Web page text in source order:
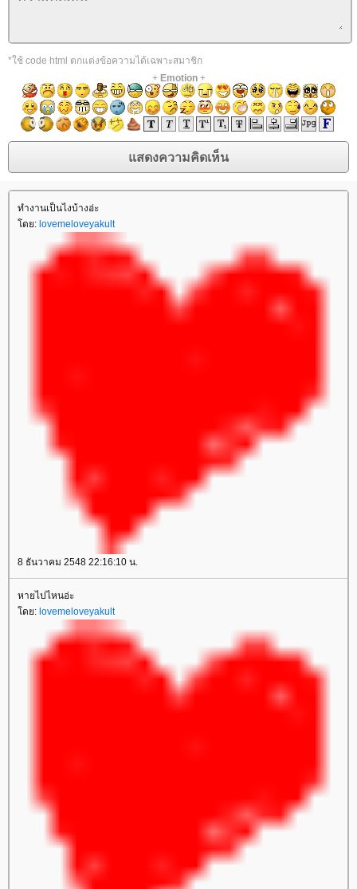
*ใช้ code html ตกแต่งข้อความได้เฉพาะสมาชิก
+ Emotion+
ทำงานเป็นไงบ้างอ่ะ
โดย: lovemeloveyakult
8 ธันวาคม 2548 22:16:10 น.
หายไปไหนอ่ะ
โดย: lovemeloveyakult